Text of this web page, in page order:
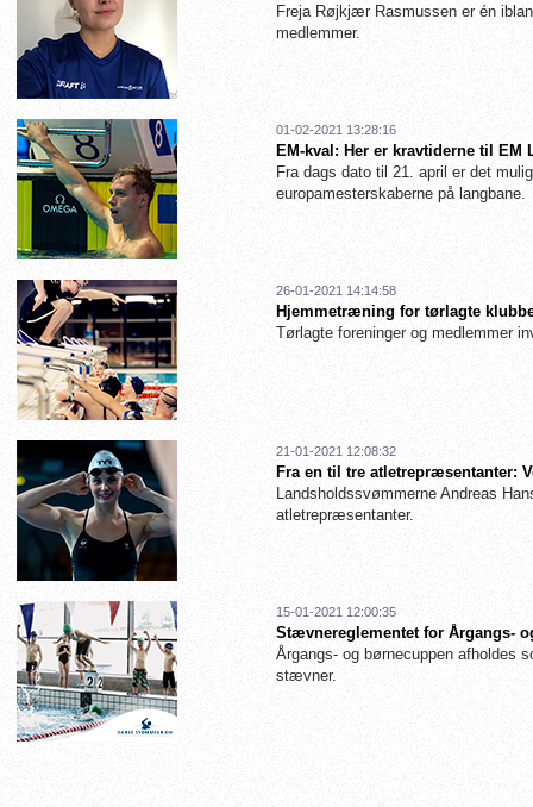
Freja Røjkjær Rasmussen er én
medlemmer.
01-02-2021 13:28:16
EM-kval: Her er kravtiderne til EM
Fra dags dato til 21. april er det
europamesterskaberne på langbane.
26-01-2021 14:14:58
Hjemmetræning for tørlagte
Tørlagte foreninger og medlemmer
21-01-2021 12:08:32
Fra en til tre atletrepræsentanter:
Landsholdssvømmerne Andreas
atletrepræsentanter.
15-01-2021 12:00:35
Stævnereglementet for Årgangs-
Årgangs- og børnecuppen afholdes
stævner.